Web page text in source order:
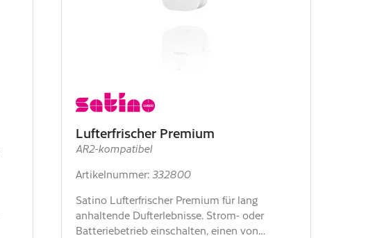
Lufterfrischer Premium
AR2-kompatibel
Artikelnummer: 332800
Satino Lufterfrischer Premium für lang
anhaltende Dufterlebnisse. Strom- oder
Batteriebetrieb einschalten, einen von…